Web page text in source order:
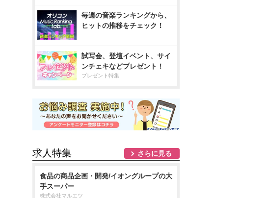
毎週の音楽ランキングから、
ヒットの推移をチェック！
試写会、登壇イベント、サイ
ンチェキなどプレゼント！
プレゼント特集
求人特集 さらに見る
食品の商品企画・開発/イオングループの大
手スーパー
株式会社マルエツ